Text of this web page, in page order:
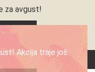
Akcija traje još:
za avgust!